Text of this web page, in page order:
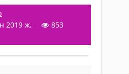
2019 ж.
853